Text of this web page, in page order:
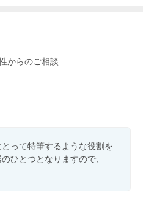
からのご相談
って特筆するような役割を
ひとつとなりますので、